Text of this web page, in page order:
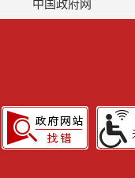
中国政府网